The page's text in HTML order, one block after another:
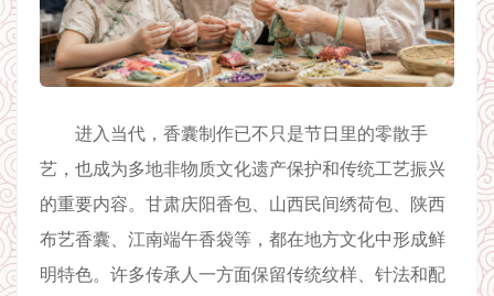
进入当代，香囊制作已不只是节日里的零散手
艺，也成为多地非物质文化遗产保护和传统工艺振兴
的重要内容。甘肃庆阳香包、山西民间绣荷包、陕西
布艺香囊、江南端午香袋等，都在地方文化中形成鲜
明特色。许多传承人一方面保留传统纹样、针法和配